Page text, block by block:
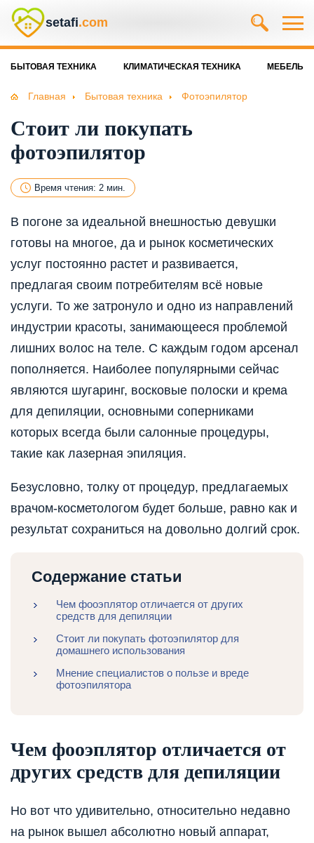
setafi.com
БЫТОВАЯ ТЕХНИКА КЛИМАТИЧЕСКАЯ ТЕХНИКА МЕБЕЛЬ
Главная Бытовая техника Фотоэпилятор
Стоит ли покупать
фотоэпилятор
Время чтения: 2 мин.
В погоне за идеальной внешностью девушки
готовы на многое, да и рынок косметических
услуг постоянно растет и развивается,
предлагая своим потребителям всё новые
услуги. То же затронуло и одно из направлений
индустрии красоты, занимающееся проблемой
лишних волос на теле. С каждым годом арсенал
пополняется. Наиболее популярными сейчас
являются шугаринг, восковые полоски и крема
для депиляции, основными соперниками
которых всегда были салонные процедуры,
такие как лазерная эпиляция.
Безусловно, толку от процедур, предлагаемых
врачом-косметологом будет больше, равно как и
результат сохраниться на довольно долгий срок.
Содержание статьи
Чем фооэплятор отличается от других
средств для депиляции
Стоит ли покупать фотоэпилятор для
домашнего использования
Мнение специалистов о пользе и вреде
фотоэпилятора
Чем фооэплятор отличается от
других средств для депиляции
Но вот что удивительно, относительно недавно
на рынок вышел абсолютно новый аппарат,